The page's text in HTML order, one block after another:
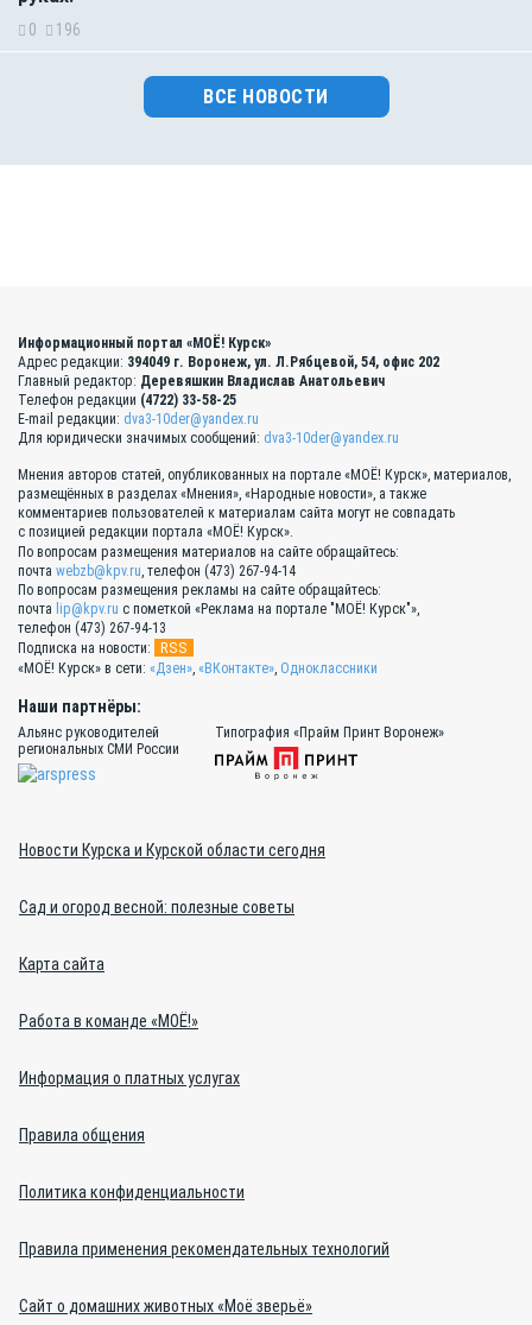
0 196
ВСЕ НОВОСТИ
Информационный портал «МОЁ! Курск»
Адрес редакции: 394049 г. Воронеж, ул. Л.Рябцевой, 54, офис 202
Главный редактор: Деревяшкин Владислав Анатольевич
Телефон редакции (4722) 33-58-25
E-mail редакции: dva3-10der@yandex.ru
Для юридически значимых сообщений: dva3-10der@yandex.ru
Мнения авторов статей, опубликованных на портале «МОЁ! Курск», материалов,
размещённых в разделах «Мнения», «Народные новости», а также
комментариев пользователей к материалам сайта могут не совпадать
с позицией редакции портала «МОЁ! Курск».
По вопросам размещения материалов на сайте обращайтесь:
почта webzb@kpv.ru, телефон (473) 267-94-14
По вопросам размещения рекламы на сайте обращайтесь:
почта lip@kpv.ru с пометкой «Реклама на портале "МОЁ! Курск"»,
телефон (473) 267-94-13
Подписка на новости:
RSS
«МОЁ! Курск» в сети: «Дзен», «ВКонтакте», Одноклассники
Наши партнёры:
Альянс руководителей
региональных СМИ России
Типография «Прайм Принт Воронеж»
Новости Курска и Курской области сегодня
Сад и огород весной: полезные советы
Карта сайта
Работа в команде «МОЁ!»
Информация о платных услугах
Правила общения
Политика конфиденциальности
Правила применения рекомендательных технологий
Сайт о домашних животных «Моё зверьё»